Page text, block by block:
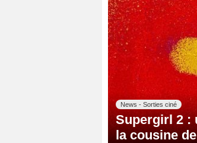
News - Sorties ciné
Supergirl 2 :
la cousine